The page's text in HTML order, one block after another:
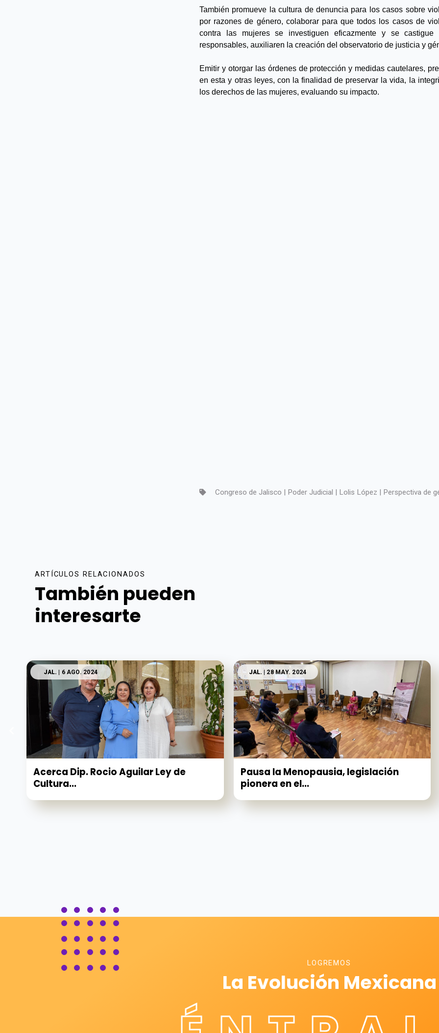
También promueve la cultura de denuncia para los casos sobre
por razones de género, colaborar para que todos los casos de
contra las mujeres se investiguen eficazmente y se
responsables, auxiliaren la creación del observatorio de justicia y
Emitir y otorgar las órdenes de protección y medidas cautelares,
en esta y otras leyes, con la finalidad de preservar la vida, la
los derechos de las mujeres, evaluando su impacto.
Congreso de Jalisco | Poder Judicial | Lolis López | Perspectiva de
ARTÍCULOS RELACIONADOS
También pueden
interesarte
JAL. | 6 AGO. 2024
Acerca Dip. Rocio Aguilar Ley de
Cultura...
JAL. | 28 MAY. 2024
Pausa la Menopausia, legislación
pionera en el...
LOGREMOS
La Evolución Mexicana